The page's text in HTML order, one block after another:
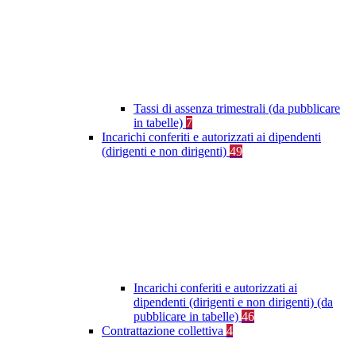
Tassi di assenza trimestrali (da pubblicare
in tabelle) 7
Incarichi conferiti e autorizzati ai dipendenti
(dirigenti e non dirigenti) 49
Incarichi conferiti e autorizzati ai
dipendenti (dirigenti e non dirigenti) (da
pubblicare in tabelle) 46
Contrattazione collettiva 4